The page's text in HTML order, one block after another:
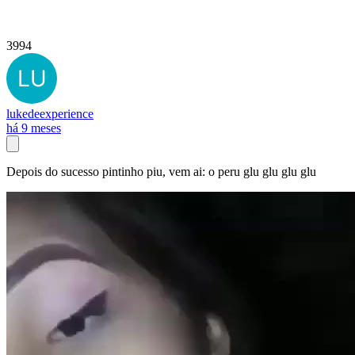
3994
lukedeexperience
há 9 meses
Depois do sucesso pintinho piu, vem ai: o peru glu glu glu glu